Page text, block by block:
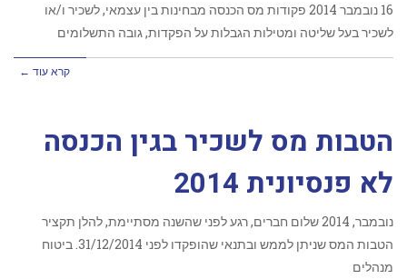
‏16 נובמבר 2014 פקודות מס הכנסה מבחינות בין עצמאי, לשכיר ו/או
לשכיר בעל שליטה ומטילות הגבלות על הפקדות, גובה התשלומים
קרא עוד ←
הטבות מס לשכיר בגין הכנסה
לא פנסיונית 2014
נובמבר, 2014 שלום חברים, רגע לפני שהשנה מסתיימת, להלן תקציר
הטבות המס שניתן לממש ובתנאי שהופקדו לפני 31/12/2014. ביטוח
מנהלים